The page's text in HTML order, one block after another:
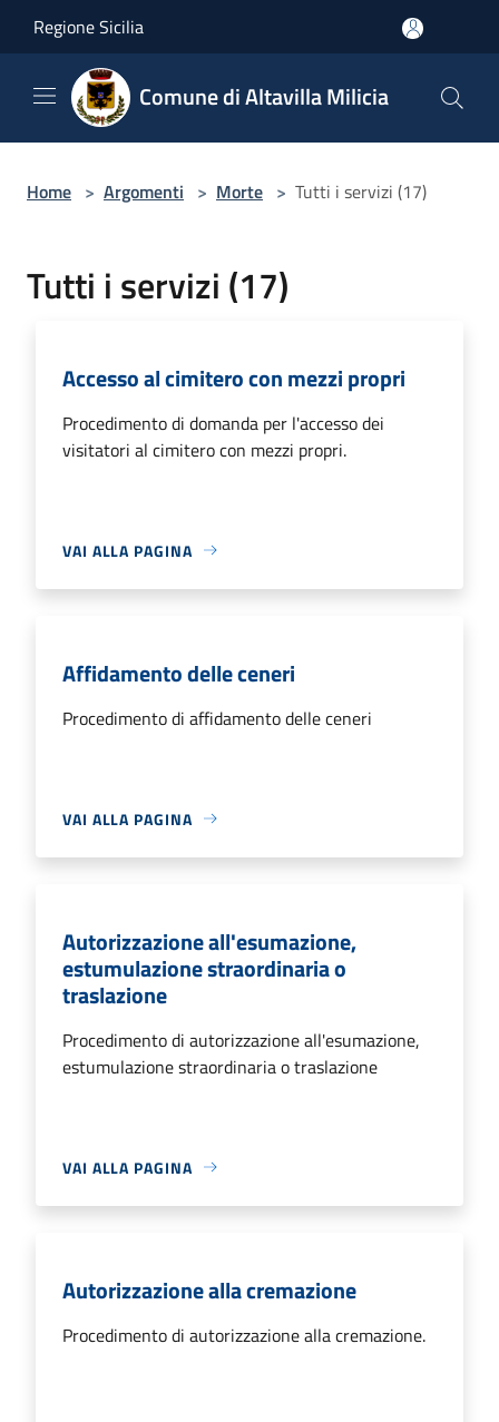
Regione Sicilia
Comune di Altavilla Milicia
Home > Argomenti > Morte > Tutti i servizi (17)
Tutti i servizi (17)
Accesso al cimitero con mezzi propri
Procedimento di domanda per l'accesso dei
visitatori al cimitero con mezzi propri.
VAI ALLA PAGINA
Affidamento delle ceneri
Procedimento di affidamento delle ceneri
VAI ALLA PAGINA
Autorizzazione all'esumazione,
estumulazione straordinaria o
traslazione
Procedimento di autorizzazione all'esumazione,
estumulazione straordinaria o traslazione
VAI ALLA PAGINA
Autorizzazione alla cremazione
Procedimento di autorizzazione alla cremazione.